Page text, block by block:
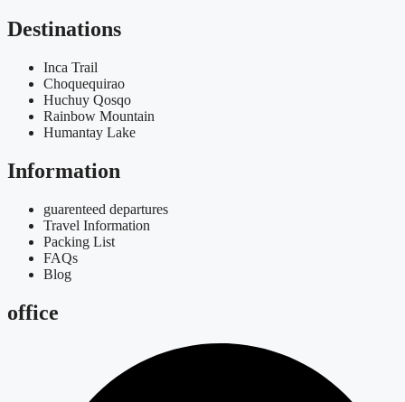
Destinations
Inca Trail
Choquequirao
Huchuy Qosqo
Rainbow Mountain
Humantay Lake
Information
guarenteed departures
Travel Information
Packing List
FAQs
Blog
office